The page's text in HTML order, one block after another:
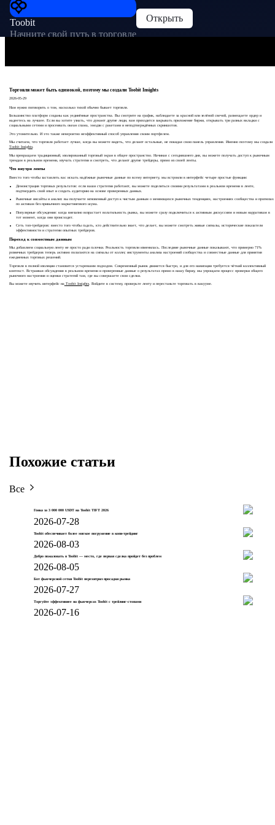
Toobit
Начните свой путь в торговле
Открыть
Торговля может быть одинокой, поэтому мы создали Toobit Insights
2026-05-29
Нам нужно поговорить о том, насколько тихой обычно бывает торговля.
Большинство платформ созданы как уединённые пространства. Вы смотрите на график, наблюдаете за красной или зелёной свечой, размещаете ордер и
надеетесь на лучшее. Если вы хотите узнать, что думают другие люди, вам приходится закрывать приложение биржи, открывать три разных вкладки с
социальными сетями и просеивать океан спама, эмодзи с ракетами и неподтверждённых скриншотов.
Это утомительно. И это также невероятно неэффективный способ управления своим портфелем.
Мы считаем, что торговля работает лучше, когда вы можете видеть, что делают остальные, не покидая свою панель управления. Именно поэтому мы создали
Toobit Insights.
Мы превращаем традиционный, изолированный торговый экран в общее пространство. Начиная с сегодняшнего дня, вы можете получать доступ к рыночным
трендам в реальном времени, изучать стратегии и смотреть, что делают другие трейдеры, прямо из своей ленты.
Что внутри ленты
Вместо того чтобы заставлять вас искать надёжные рыночные данные по всему интернету, мы встроили в интерфейс четыре простые функции:
Демонстрация торговых результатов: если ваши стратегии работают, вы можете поделиться своими результатами в реальном времени в ленте,
подтвердить свой опыт и создать аудиторию на основе проверенных данных.
Рыночные инсайты и анализ: вы получаете мгновенный доступ к чистым данным о меняющихся рыночных тенденциях, настроениях сообщества и прогнозах
по активам без привычного маркетингового шума.
Популярные обсуждения: когда внезапно возрастает волатильность рынка, вы можете сразу подключиться к активным дискуссиям и новым нарративам в
тот момент, когда они происходят.
Сеть топ-трейдеров: вместо того чтобы гадать, кто действительно знает, что делает, вы можете смотреть живые сигналы, исторические показатели
эффективности и стратегии опытных трейдеров.
Переход к совместным данным
Мы добавляем социальную ленту не просто ради галочки. Реальность торговли изменилась. Последние рыночные данные показывают, что примерно 71%
розничных трейдеров теперь активно полагаются на сигналы от коллег, инструменты анализа настроений сообщества и совместные данные для принятия
ежедневных торговых решений.
Торговля в полной изоляции становится устаревшим подходом. Современный рынок движется быстро, и для его навигации требуется чёткий коллективный
контекст. Встраивая обсуждения в реальном времени и проверенные данные о результатах прямо в нашу биржу, мы упрощаем процесс проверки общего
рыночного настроения и оценки стратегий там, где вы совершаете свои сделки.
Вы можете изучить интерфейс на Toobit Insights. Войдите в систему, проверьте ленту и перестаньте торговать в вакууме.
Похожие статьи
Все
Гонка за 3 000 000 USDT на Toobit TIFT 2026
2026-07-28
Toobit обеспечивает более мягкое погружение в копи-трейдинг
2026-08-03
Добро пожаловать в Toobit — место, где первая сделка пройдет без проблем
2026-08-05
Бот фьючерсной сетки Toobit перехитрил просадки рынка
2026-07-27
Торгуйте эффективнее на фьючерсах Toobit с трейлинг-стопами
2026-07-16